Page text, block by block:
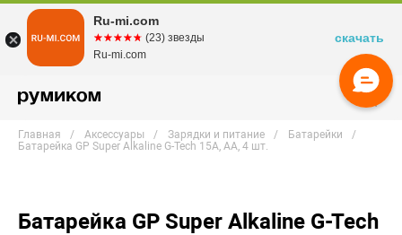
Главная Аксессуары Зарядки и питание
Батарейки
Батарейка GP Super Alkaline G-Tech 15А, АА, 4 шт.
Батарейка GP Super Alkaline G-Tech
Ru-mi.com
☆☆☆☆☆
★★★★★ (23) звезды
Ru-mi.com
скачать